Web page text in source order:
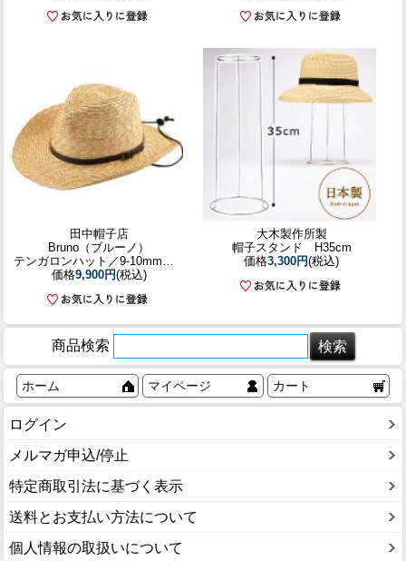
田中帽子店
Bruno（ブルーノ）
テンガロンハット／9-10mm／60cm
価格9,900円(税込)
大木製作所製
帽子スタンド H35cm
価格3,300円(税込)
商品検索
ホーム マイページ カート
ログイン
メルマガ申込/停止
特定商取引法に基づく表示
送料とお支払い方法について
個人情報の取扱いについて